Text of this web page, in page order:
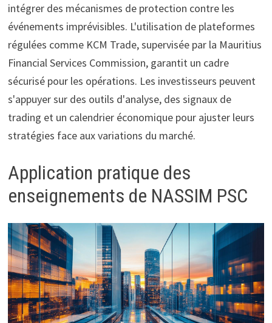
intégrer des mécanismes de protection contre les
événements imprévisibles. L'utilisation de plateformes
régulées comme KCM Trade, supervisée par la Mauritius
Financial Services Commission, garantit un cadre
sécurisé pour les opérations. Les investisseurs peuvent
s'appuyer sur des outils d'analyse, des signaux de
trading et un calendrier économique pour ajuster leurs
stratégies face aux variations du marché.
Application pratique des
enseignements de NASSIM PSC